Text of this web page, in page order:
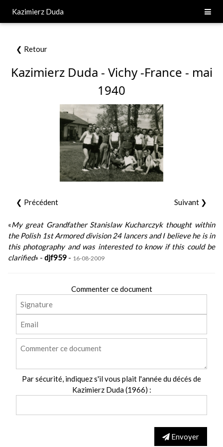
Kazimierz Duda
❮ Retour
Kazimierz Duda - Vichy -France - mai
1940
❮ Précédent Suivant ❯
«My great Grandfather Stanislaw Kucharczyk thought within
the Polish 1st Armored division 24 lancers and I believe he is in
this photography and was interested to know if this could be
clarified» - djf959 - 16-08-2009
Commenter ce document
Par sécurité, indiquez s'il vous plait l'année du décés de
Kazimierz Duda (1966) :
Envoyer